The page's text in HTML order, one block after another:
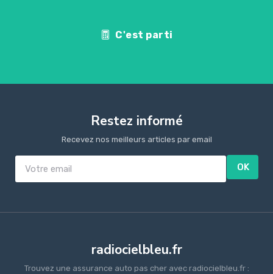
C'est parti
Restez informé
Recevez nos meilleurs articles par email
OK
radiocielbleu.fr
Trouvez une assurance auto pas cher avec radiocielbleu.fr :